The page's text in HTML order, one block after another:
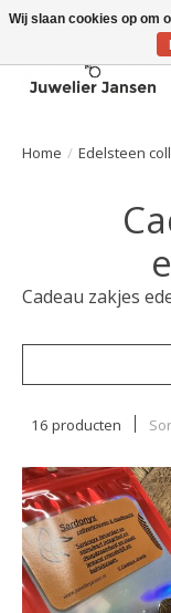
Home / Edelsteen
Cadeau zakjes
16 producten
Wij slaan cookies op om